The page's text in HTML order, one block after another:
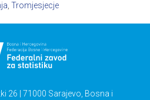
Tromjesjecje
26 | 71000 Sarajevo, Bosna i